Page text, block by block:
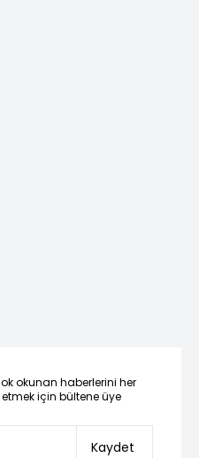
okunan haberlerini her
için bültene üye
Kaydet